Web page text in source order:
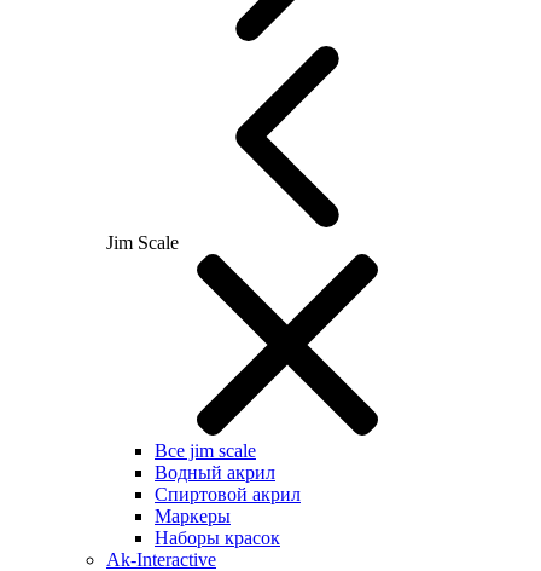
Jim Scale
Все jim scale
Водный акрил
Спиртовой акрил
Маркеры
Наборы красок
Ak-Interactive